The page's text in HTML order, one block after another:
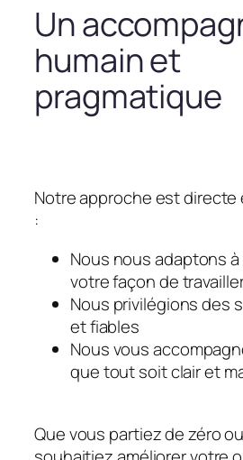
Un
humain et
pragmatique
Notre approche est
:
Nous nous adaptons
votre façon de
Nous privilégions des
et fiables
Nous vous
que tout soit clair et
Que vous partiez de zéro